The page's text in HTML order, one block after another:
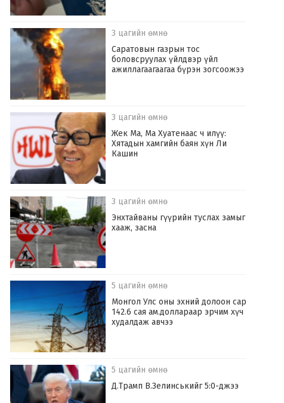
3 цагийн өмнө
Саратовын газрын тос
боловсруулах үйлдвэр үйл
ажиллагаагаагаа бүрэн зогсоожээ
3 цагийн өмнө
Жек Ма, Ма Хуатенаас ч илүү:
Хятадын хамгийн баян хүн Ли
Кашин
3 цагийн өмнө
Энхтайваны гүүрийн туслах замыг
хааж, засна
5 цагийн өмнө
Монгол Улс оны эхний долоон сард
142.6 сая ам.доллараар эрчим хүч
худалдаж авчээ
5 цагийн өмнө
Д.Трамп В.Зелинськийг 5:0-джээ